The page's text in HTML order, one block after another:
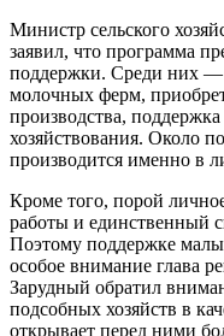
Министр сельского
заявил, что программа
поддержки. Среди них —
молочных ферм,
производства,
хозяйствования. Около
производится именно в
Кроме того, порой
работы и единственный
Поэтому поддержке
особое внимание глава
Зарудный обратил
подсобных хозяйств в
открывает перед ними